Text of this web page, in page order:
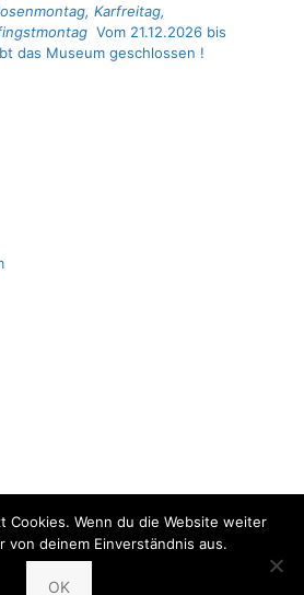
Karfreitag,
Vom 21.12.2026 bis
das Museum geschlossen !
Bergheim/Sieg
Cookies. Wenn du die Website weiter
von deinem Einverständnis aus.
OK